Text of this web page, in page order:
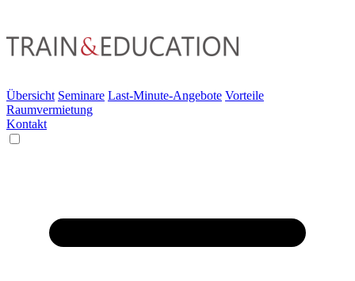
Übersicht Seminare Last-Minute-Angebote Vorteile
Raumvermietung
Kontakt